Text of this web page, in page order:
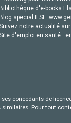
Bibliothèque d'e-books
Blog special IFSI :
Suivez notre actualité
Site d'emploi en santé :
concédants de
Pour tout